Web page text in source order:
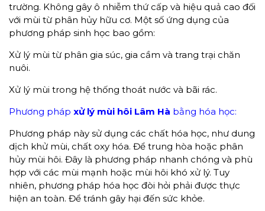
trường. Không gây ô nhiễm thứ cấp và hiệu quả cao đối
với mùi từ phân hủy hữu cơ. Một số ứng dụng của
phương pháp sinh học bao gồm:
Xử lý mùi từ phân gia súc, gia cầm và trang trại chăn
nuôi.
Xử lý mùi trong hệ thống thoát nước và bãi rác.
Phương pháp xử lý mùi hôi Lâm Hà bằng hóa học:
Phương pháp này sử dụng các chất hóa học, như dung
dịch khử mùi, chất oxy hóa. Để trung hòa hoặc phân
hủy mùi hôi. Đây là phương pháp nhanh chóng và phù
hợp với các mùi mạnh hoặc mùi hôi khó xử lý. Tuy
nhiên, phương pháp hóa học đòi hỏi phải được thực
hiện an toàn. Để tránh gây hại đến sức khỏe.